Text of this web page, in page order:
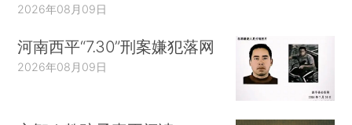
2026年08月09日
河南西平“7.30”刑案嫌犯落网
2026年08月09日